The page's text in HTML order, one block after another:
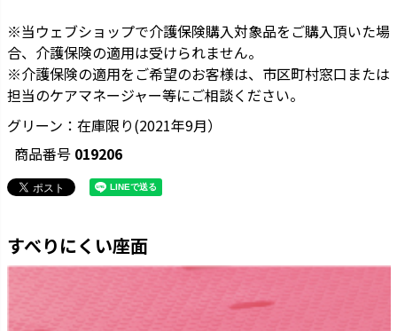
※当ウェブショップで介護保険購入対象品をご購入頂いた場
合、介護保険の適用は受けられません。
※介護保険の適用をご希望のお客様は、市区町村窓口または
担当のケアマネージャー等にご相談ください。
グリーン：在庫限り(2021年9月）
商品番号 019206
すべりにくい座面